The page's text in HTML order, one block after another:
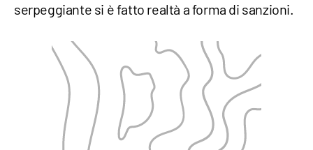
serpeggiante si è fatto realtà a forma di sanzioni.